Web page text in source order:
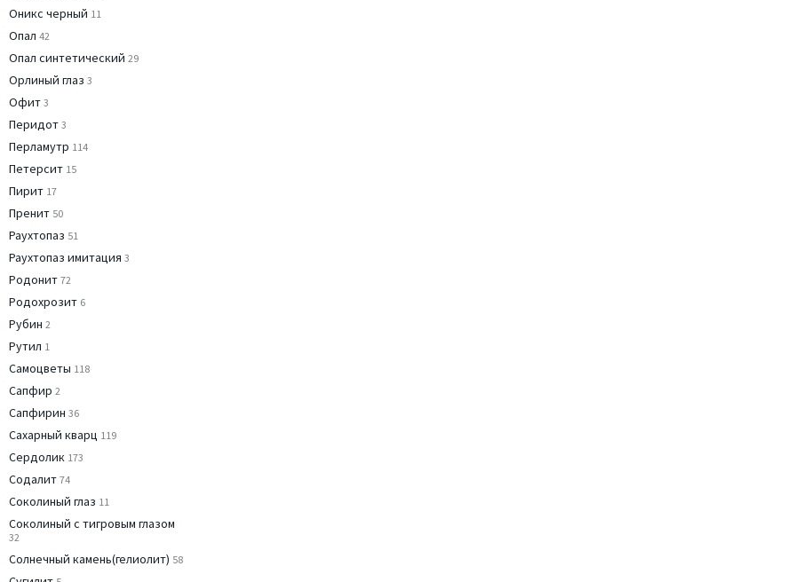
Оникс черный 11
Опал 42
Опал синтетический 29
Орлиный глаз 3
Офит 3
Перидот 3
Перламутр 114
Петерсит 15
Пирит 17
Пренит 50
Раухтопаз 51
Раухтопаз имитация 3
Родонит 72
Родохрозит 6
Рубин 2
Рутил 1
Самоцветы 118
Сапфир 2
Сапфирин 36
Сахарный кварц 119
Сердолик 173
Содалит 74
Соколиный глаз 11
Соколиный с тигровым глазом
32
Солнечный камень(гелиолит) 58